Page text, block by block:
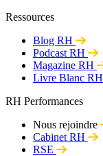
Ressources
Blog RH
Podcast RH
Magazine RH
Livre Blanc RH
RH Performances
Nous rejoindre
Cabinet RH
RSE